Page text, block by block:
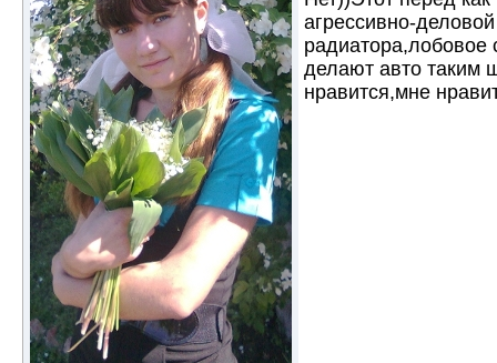
агрессивно-
делают авто таким
нравится,мне